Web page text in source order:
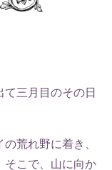
三月目のその日
荒れ野に着き、
そこで、山に向か